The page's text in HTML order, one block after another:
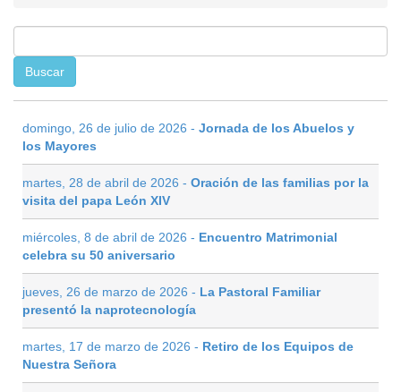
domingo, 26 de julio de 2026 - Jornada de los Abuelos y
los Mayores
martes, 28 de abril de 2026 - Oración de las familias por la
visita del papa León XIV
miércoles, 8 de abril de 2026 - Encuentro Matrimonial
celebra su 50 aniversario
jueves, 26 de marzo de 2026 - La Pastoral Familiar
presentó la naprotecnología
martes, 17 de marzo de 2026 - Retiro de los Equipos de
Nuestra Señora